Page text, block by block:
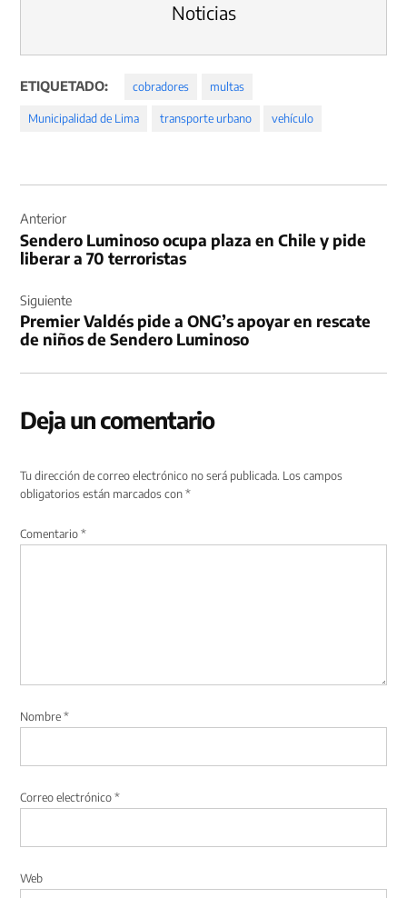
Noticias
ETIQUETADO: cobradores multas
Municipalidad de Lima transporte urbano vehículo
de
entradas
Anterior
Sendero Luminoso ocupa plaza en Chile y pide
liberar a 70 terroristas
Siguiente
Premier Valdés pide a ONG’s apoyar en rescate
de niños de Sendero Luminoso
Deja un comentario
Tu dirección de correo electrónico no será publicada. Los campos
obligatorios están marcados con*
Comentario*
Nombre*
Correo electrónico*
Web